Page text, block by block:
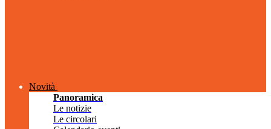
Novità
Panoramica
Le notizie
Le circolari